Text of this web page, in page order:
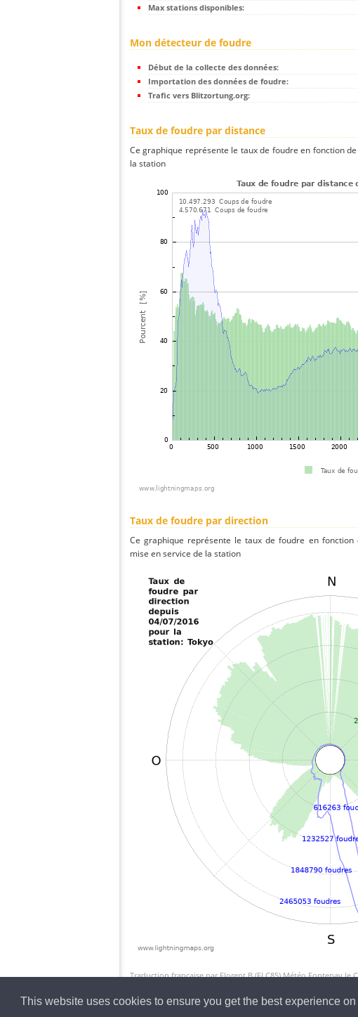
This website uses cookies to ensure you get the best experience
Max stations disponibles:
Mon détecteur de foudre
Début de la collecte des données:
Importation des données de foudre:
Trafic vers Blitzortung.org:
Taux de foudre par distance
Ce graphique représente le taux de foudre en fonction
la station
Taux de foudre par direction
Ce graphique représente le taux de foudre en
mise en service de la station
Traduction française par Florent.B (FLC85) Météo Fontenay le